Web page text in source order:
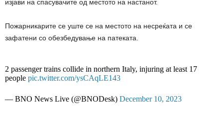
изјави на спасувачите од местото на настанот.
Пожарникарите се уште се на местото на несреќата и се
зафатени со обезбедување на патеката.
2 passenger trains collide in northern Italy, injuring at least 17
people pic.twitter.com/ysCAqLE143
— BNO News Live (@BNODesk) December 10, 2023